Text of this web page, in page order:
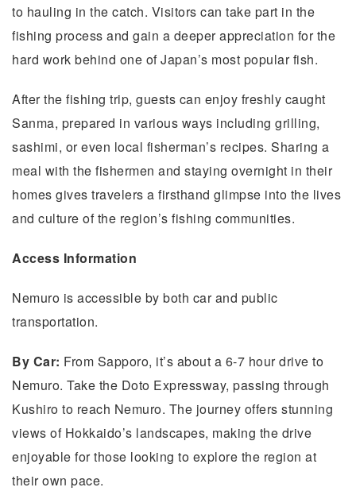
to hauling in the catch. Visitors can take part in the
fishing process and gain a deeper appreciation for the
hard work behind one of Japan’s most popular fish.
After the fishing trip, guests can enjoy freshly caught
Sanma, prepared in various ways including grilling,
sashimi, or even local fisherman’s recipes. Sharing a
meal with the fishermen and staying overnight in their
homes gives travelers a firsthand glimpse into the lives
and culture of the region’s fishing communities.
Access Information
Nemuro is accessible by both car and public
transportation.
By Car: From Sapporo, it’s about a 6-7 hour drive to
Nemuro. Take the Doto Expressway, passing through
Kushiro to reach Nemuro. The journey offers stunning
views of Hokkaido’s landscapes, making the drive
enjoyable for those looking to explore the region at
their own pace.